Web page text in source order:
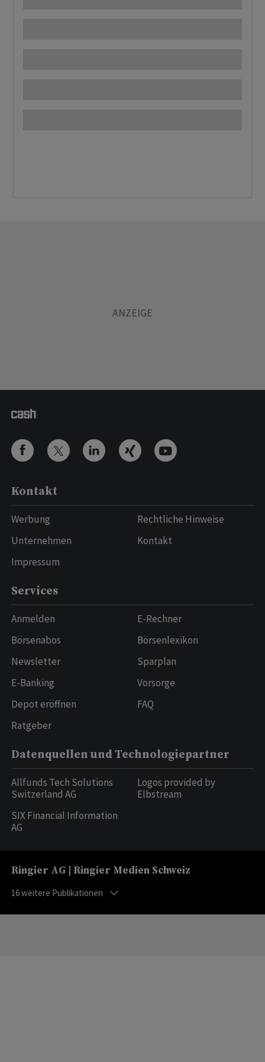
Kontakt
Werbung
Unternehmen
Impressum
Rechtliche Hinweise
Kontakt
Services
Anmelden
Börsenabos
Newsletter
E-Banking
Depot eröffnen
Ratgeber
E-Rechner
Börsenlexikon
Sparplan
Vorsorge
FAQ
Datenquellen und Technologiepartner
Allfunds Tech Solutions
Switzerland AG
SIX Financial Information
AG
Logos provided by
Elbstream
Ringier AG | Ringier Medien Schweiz
16weitere Publikationen